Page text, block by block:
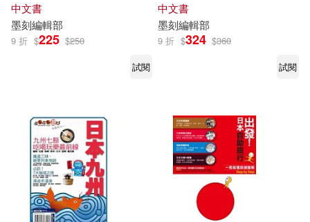
中文書
墨刻編輯部
9 折 $225 $250
試閱
中文書
墨刻編輯部
9 折 $324 $360
試閱